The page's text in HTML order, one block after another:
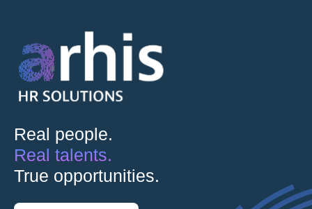
Real people.
Real talents.
True opportunities.